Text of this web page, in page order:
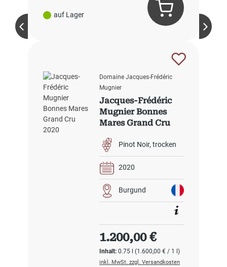
auf Lager
Domaine Jacques-Frédéric
Mugnier
Jacques-Frédéric
Mugnier Bonnes
Mares Grand Cru
Pinot Noir trocken
2020
Burgund
Inhalt:0.75 l(1.600,00 € / 1 l)
Regulärer Preis:
1.200,00 €
inkl. MwSt. zzgl. Versandkosten